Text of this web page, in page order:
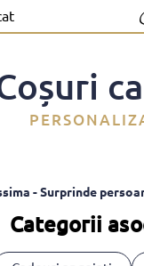
- Surprinde
Categorii